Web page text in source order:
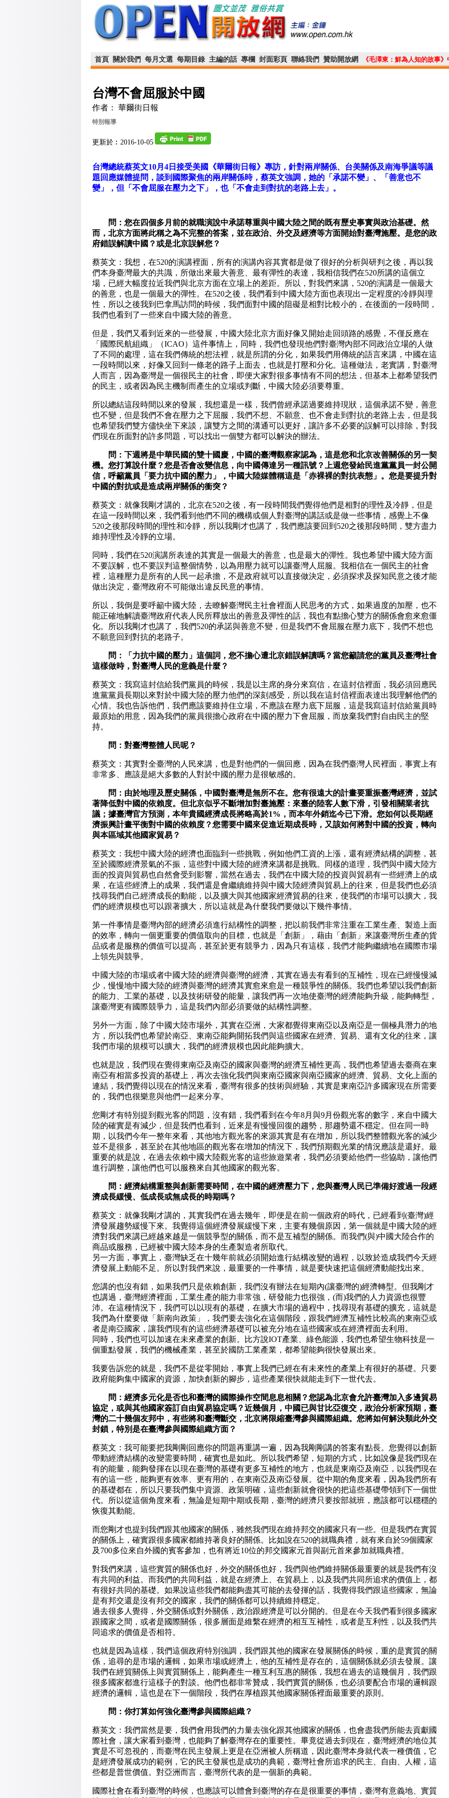
首頁 關於我們 每月文選 每期目錄 主編的話 專欄 封面彩頁 聯絡我們 贊助開放網 《毛澤東：鮮為人知的故事
台灣不會屈服於中國
作者： 華爾街日報
特別報導
更新於︰2016-10-05
台灣總統蔡英文10月4日接受美國《華爾街日報》專訪，針對兩岸關係、台美關係及南海爭議等議
題回應媒體提問，談到國際聚焦的兩岸關係時，蔡英文強調，她的「承諾不變」、「善意也不
變」，但「不會屈服在壓力之下」，也「不會走到對抗的老路上去」。
問：您在四個多月前的就職演說中承諾尊重與中國大陸之間的既有歷史事實與政治基礎。然
而，北京方面將此稱之為不完整的答案，並在政治、外交及經濟等方面開始對臺灣施壓。是您的政
府錯誤解讀中國？或是北京誤解您？
蔡英文：我想，在520的演講裡面，所有的演講內容其實都是做了很好的分析與研判之後，再以我
們本身臺灣最大的共識，所做出來最大善意、最有彈性的表達，我相信我們在520所講的這個立
場，已經大幅度拉近我們與北京方面在立場上的差距。所以，對我們來講，520的演講是一個最大
的善意，也是一個最大的彈性。在520之後，我們看到中國大陸方面也表現出一定程度的冷靜與理
性，所以之後我到巴拿馬訪問的時候，我們面對中國的阻礙是相對比較小的，在後面的一段時間，
我們也看到了一些來自中國大陸的善意。
但是，我們又看到近來的一些發展，中國大陸北京方面好像又開始走回頭路的感覺，不僅反應在
「國際民航組織」（ICAO）這件事情上，同時，我們也發現他們對臺灣內部不同政治立場的人做
了不同的處理，這在我們傳統的想法裡，就是所謂的分化，如果我們用傳統的語言來講，中國在這
一段時間以來，好像又回到一條老的路子上面去，也就是打壓和分化。這種做法，老實講，對臺灣
人而言，因為臺灣是一個很民主的社會，即便大家對很多事情有不同的想法，但基本上都希望我們
的民主，或者因為民主機制而產生的立場或判斷，中國大陸必須要尊重。
所以總結這段時間以來的發展，我想還是一樣，我們曾經承諾過要維持現狀，這個承諾不變，善意
也不變，但是我們不會在壓力之下屈服，我們不想、不願意、也不會走到對抗的老路上去，但是我
也希望我們雙方儘快坐下來談，讓雙方之間的溝通可以更好，讓許多不必要的誤解可以排除，對我
們現在所面對的許多問題，可以找出一個雙方都可以解決的辦法。
問：下週將是中華民國的雙十國慶，中國的臺灣觀察家認為，這是您和北京改善關係的另一契
機。您打算說什麼？您是否會改變信息，向中國傳達另一種訊號？上週您發給民進黨黨員一封公開
信，呼籲黨員「要力抗中國的壓力」，中國大陸媒體稱這是「赤裸裸的對抗表態」。您是要提升對
中國的對抗或是造成兩岸關係的衝突？
蔡英文：就像我剛才講的，北京在520之後，有一段時間我們覺得他們是相對的理性及冷靜，但是
在這一段時間以來，我們看到他們不同的機構或個人對臺灣的講話或是做一些事情，感覺上不像
520之後那段時間的理性和冷靜，所以我剛才也講了，我們應該要回到520之後那段時間，雙方盡力
維持理性及冷靜的立場。
同時，我們在520演講所表達的其實是一個最大的善意，也是最大的彈性。我也希望中國大陸方面
不要誤解，也不要誤判這整個情勢，以為用壓力就可以讓臺灣人屈服。我相信在一個民主的社會
裡，這種壓力是所有的人民一起承擔，不是政府就可以直接做決定，必須探求及探知民意之後才能
做出決定，臺灣政府不可能做出違反民意的事情。
所以，我倒是要呼籲中國大陸，去瞭解臺灣民主社會裡面人民思考的方式，如果過度的加壓，也不
能正確地解讀臺灣政府代表人民所釋放出的善意及彈性的話，我也有點擔心雙方的關係會愈來愈僵
化。所以我剛才也講了，我們520的承諾與善意不變，但是我們不會屈服在壓力底下，我們不想也
不願意回到對抗的老路子。
問：「力抗中國的壓力」這個詞，您不擔心遭北京錯誤解讀嗎？當您籲請您的黨員及臺灣社會
這樣做時，對臺灣人民的意義是什麼？
蔡英文：我寫這封信給我們黨員的時候，我是以主席的身分來寫信，在這封信裡面，我必須回應民
進黨黨員長期以來對於中國大陸的壓力他們的深刻感受，所以我在這封信裡面表達出我理解他們的
心情。我也告訴他們，我們應該要維持住立場，不應該在壓力底下屈服，這是我寫這封信給黨員時
最原始的用意，因為我們的黨員很擔心政府在中國的壓力下會屈服，而放棄我們對自由民主的堅
持。
問：對臺灣整體人民呢？
蔡英文：其實對全臺灣的人民來講，也是對他們的一個回應，因為在我們臺灣人民裡面，事實上有
非常多、應該是絕大多數的人對於中國的壓力是很敏感的。
問：由於地理及歷史關係，中國對臺灣是無所不在。您有很遠大的計畫要重振臺灣經濟，並試
著降低對中國的依賴度。但北京似乎不斷增加對臺施壓：來臺的陸客人數下滑，引發相關業者抗
議；據臺灣官方預測，本年貴國經濟成長將略高於1%，而本年外銷迄今已下滑。您如何以長期經
濟振興計畫平衡對中國的依賴度？您需要中國來促進近期成長時，又該如何將對中國的投資，轉向
與本區域其他國家貿易？
蔡英文：我想中國大陸的經濟也面臨到一些挑戰，例如他們工資的上漲，還有經濟結構的調整，甚
至於國際經濟景氣的不振，這些對中國大陸的經濟來講都是挑戰。同樣的道理，我們與中國大陸方
面的投資與貿易也自然會受到影響，當然在過去，我們在中國大陸的投資與貿易有一些經濟上的成
果，在這些經濟上的成果，我們還是會繼續維持與中國大陸經濟與貿易上的往來，但是我們也必須
找尋我們自己經濟成長的動能，以及擴大與其他國家經濟貿易的往來，使我們的市場可以擴大，我
們的經濟規模也可以跟著擴大，所以這就是為什麼我們要做以下幾件事情。
第一件事情是臺灣內部的經濟必須進行結構性的調整，把以前我們非常注重在工業生產、製造上面
的效率，轉向一個更重要的價值取向的目標，也就是「創新」，藉由「創新」來讓臺灣所生產的貨
品或者是服務的價值可以提高，甚至於更有競爭力，因為只有這樣，我們才能夠繼續地在國際市場
上領先與競爭。
中國大陸的市場或者中國大陸的經濟與臺灣的經濟，其實在過去有看到的互補性，現在已經慢慢減
少，慢慢地中國大陸的經濟與臺灣的經濟其實愈來愈是一種競爭性的關係。我們也希望以我們創新
的能力、工業的基礎，以及技術研發的能量，讓我們再一次地使臺灣的經濟能夠升級，能夠轉型，
讓臺灣更有國際競爭力，這是我們內部必須要做的結構性調整。
另外一方面，除了中國大陸市場外，其實在亞洲，大家都覺得東南亞以及南亞是一個極具潛力的地
方，所以我們也希望於南亞、東南亞能夠開拓我們與這些國家在經濟、貿易、還有文化的往來，讓
我們市場的規模可以擴大，我們的經濟規模也因此能夠擴大。
也就是說，我們現在覺得東南亞及南亞的國家與臺灣的經濟互補性更高，我們也希望過去臺商在東
南亞有相當多投資的基礎上，再次去強化我們與東南亞國家與南亞國家的經濟、貿易、文化上面的
連結，我們覺得以現在的情況來看，臺灣有很多的技術與經驗，其實是東南亞許多國家現在所需要
的，我們也很樂意與他們一起來分享。
您剛才有特別提到觀光客的問題，沒有錯，我們看到在今年8月與9月份觀光客的數字，來自中國大
陸的確實是有減少，但是我們也看到，近來是有慢慢回復的趨勢，那趨勢還不穩定。但在同一時
期，以我們今年一整年來看，其他地方觀光客的來源其實是有在增加，所以我們整體觀光客的減少
並不是很多，甚至於在其他地區的觀光客在增加的情況下，我們預期觀光業的情況應該是還好。最
重要的就是說，在過去依賴中國大陸觀光客的這些旅遊業者，我們必須要給他們一些協助，讓他們
進行調整，讓他們也可以服務來自其他國家的觀光客。
問：經濟結構重整與創新需要時間，在中國的經濟壓力下，您與臺灣人民已準備好渡過一段經
濟成長緩慢、低成長或無成長的時期嗎？
蔡英文：就像我剛才講的，其實我們在過去幾年，即便是在前一個政府的時代，已經看到(臺灣)經
濟發展趨勢緩慢下來。我覺得這個經濟發展緩慢下來，主要有幾個原因，第一個就是中國大陸的經
濟對我們來講已經越來越是一個競爭型的關係，而不是互補型的關係。而我們(與)中國大陸合作的
商品或服務，已經被中國大陸本身的生產製造者所取代。
另一方面，事實上，臺灣缺乏在十幾年前就必須開始進行結構改變的過程，以致於造成我們今天經
濟發展上動能不足。所以對我們來說，最重要的一件事情，就是要快速把這個經濟動能找出來。
您講的也沒有錯，如果我們只是依賴創新，我們沒有辦法在短期內(讓臺灣的)經濟轉型。但我剛才
也講過，臺灣經濟裡面，工業生產的能力非常強，研發能力也很強，(而)我們的人力資源也很豐
沛。在這種情況下，我們可以以現有的基礎，在擴大市場的過程中，找尋現有基礎的擴充，這就是
我們為什麼要做「新南向政策」，我們要去強化在這個階段，跟我們經濟互補性比較高的東南亞或
者是南亞國家，讓我們現有的這些經濟基礎可以被充分地在這些國家或在經濟裡面去利用。
同時，我們也可以加速在未來產業的創新。比方說IOT產業、綠色能源，我們也希望生物科技是一
個重點發展，我們的機械產業，甚至於國防工業產業，都希望能夠很快發展出來。
我要告訴您的就是，我們不是從零開始，事實上我們已經在有未來性的產業上有很好的基礎。只要
政府能夠集中國家的資源，加快創新的腳步，這些產業很快就能走到下一世代去。
問：經濟多元化是否也和臺灣的國際操作空間息息相關？您認為北京會允許臺灣加入多邊貿易
協定，或與其他國家簽訂自由貿易協定嗎？近幾個月，中國已與甘比亞復交，政治分析家預期，臺
灣的二十幾個友邦中，有些將和臺灣斷交，北京將限縮臺灣參與國際組織。您將如何解決類此外交
封鎖，特別是在臺灣參與國際組織方面？
蔡英文：我可能要把我剛剛回應你的問題再重講一遍，因為我剛剛講的答案有點長。您覺得以創新
帶動經濟結構的改變需要時間，確實也是如此。所以我們希望，短期的方式，比如說像是我們現在
有的能量，能夠發揮在以現在臺灣的基礎有更多互補性的地方，也就是東南亞及南亞，以我們現在
有的這一些，能夠更有效率、更有用的，在東南亞及南亞發展。從中期的角度來看，因為我們所有
的基礎都在，所以只要我們集中資源、政策明確，這些創新就會很快的把這些基礎帶領到下一個世
代。所以從這個角度來看，無論是短期中期或長期，臺灣的經濟只要按部就班，應該都可以穩穩的
恢復其動能。
而您剛才也提到我們跟其他國家的關係，雖然我們現在維持邦交的國家只有一些。但是我們在實質
的關係上，確實跟很多國家都維持著良好的關係。比如說在520的就職典禮，就有來自於59個國家
及700多位來自外國的賓客參加，也有將近10位的邦交國家元首與副元首來參加就職典禮。
對我們來講，這些實質的關係也好，外交的關係也好，我們與他們維持關係最重要的就是我們有沒
有共同的利益。而我們的共同利益，就是在經濟上、在貿易上，以及我們共同所追求的價值上，都
有很好共同的基礎。如果說這些我們都能夠盡其可能的去發揮的話，我覺得我們跟這些國家，無論
是有邦交還是沒有邦交的國家，我們的關係都可以持續維持穩定。
過去很多人覺得，外交關係或對外關係，政治跟經濟是可以分開的。但是在今天我們看到很多國家
跟國家之間，或者是國際關係，很多層面是維繫在經濟的相互互補性，或者是互利性，以及我們共
同追求的價值是否相符。
也就是因為這樣，我們這個政府特別強調，我們跟其他的國家在發展關係的時候，重的是實質的關
係，追尋的是市場的邏輯，如果市場或經濟上，他的互補性是存在的，這個關係就必須去發展。讓
我們在經貿關係上與實質關係上，能夠產生一種互利互惠的關係，我想在過去的這幾個月，我們跟
很多國家都進行這樣子的對談。他們也都非常贊成，我們實質的關係，也必須要配合市場的邏輯跟
經濟的邏輯，這也是在下一個階段，我們在厚植跟其他國家關係裡面最重要的原則。
問：你打算如何強化臺灣參與國際組織？
蔡英文：我們當然是要，我們會用我們的力量去強化跟其他國家的關係，也會盡我們所能去貢獻國
際社會，讓大家看到臺灣，也能夠了解臺灣存在的重要性。畢竟從過去到現在，臺灣經濟的地位其
實是不可忽視的，而臺灣在民主發展上更是在亞洲被人所稱道，因此臺灣本身就代表一種價值，它
是經濟發展成功的範例，它的民主發展也是成功的典範，臺灣社會所追求的民主、自由、人權，這
些都是普世價值。對亞洲而言，臺灣所代表的是一個新的典範。
國際社會在看到臺灣的時候，也應該可以體會到臺灣的存在是很重要的事情，臺灣有意義地、實質